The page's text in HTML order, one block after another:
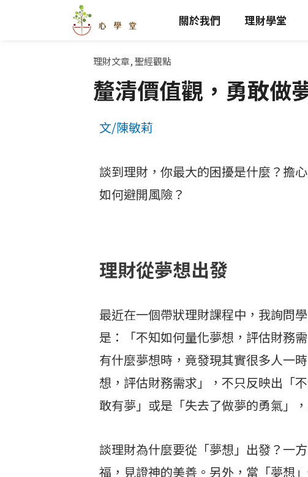
關於我們 理財學堂
理財文章,聖經觀點
釐清價值觀，勇敢做
文/陳敏莉
談到理財，你最大的困擾是什麼？擔
如何避開風險？
理財從夢想出發
最近在一個帶狀理財課程中，我詢問
是：「不知如何量化夢想，評估財務
有什麼夢想時，竟發現其實很多人一
想，評估財務需求」，不只反映出「
敢有夢」或是「失去了做夢的勇氣」
談理財為什麼要從「夢想」出發？一
福，見證神的美善。另外，當「夢想